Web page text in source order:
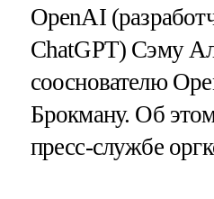
OpenAI
ChatGPT) Сэму
сооснователю
Брокману. Об
пресс-службе